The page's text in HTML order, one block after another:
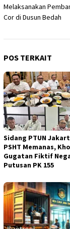
Melaksanakan
Cor di Dusun Bedah
POS TERKAIT
Sidang PTUN
PSHT Memanas,
Gugatan Fiktif
Putusan PK 155